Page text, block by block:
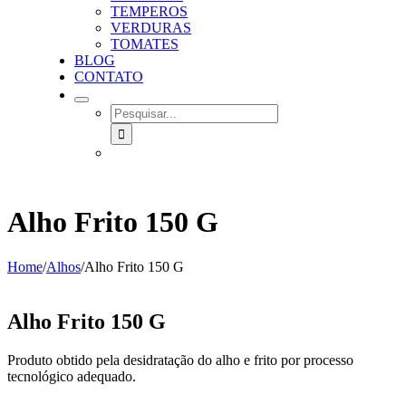
TEMPEROS
VERDURAS
TOMATES
BLOG
CONTATO
SEARCH
FOR:
Alho Frito 150 G
Home/Alhos/Alho Frito 150 G
Alho Frito 150 G
Produto obtido pela desidratação do alho e frito por processo
tecnológico adequado.